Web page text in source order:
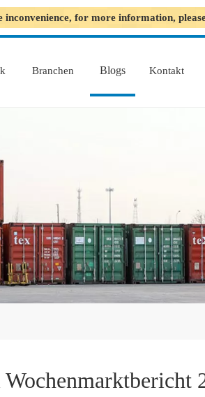
for more information,
Branchen Blogs Kontakt